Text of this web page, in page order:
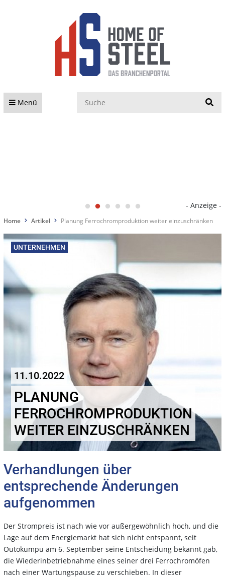
Menü
- Anzeige -
Home Artikel Planung Ferrochromproduktion weiter einzuschränken
UNTERNEHMEN
11.10.2022
PLANUNG
FERROCHROMPRODUKTION
WEITER EINZUSCHRÄNKEN
Verhandlungen über
entsprechende Änderungen
aufgenommen
Der Strompreis ist nach wie vor außergewöhnlich hoch, und die
Lage auf dem Energiemarkt hat sich nicht entspannt, seit
Outokumpu am 6. September seine Entscheidung bekannt gab,
die Wiederinbetriebnahme eines seiner drei Ferrochromöfen
nach einer Wartungspause zu verschieben. In dieser